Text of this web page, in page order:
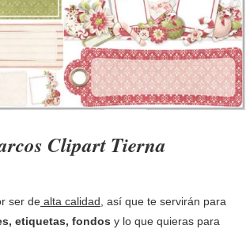
Clipart Tierna
ser de alta calidad , así que te servirán para
etiquetas, fondos y lo que quieras para